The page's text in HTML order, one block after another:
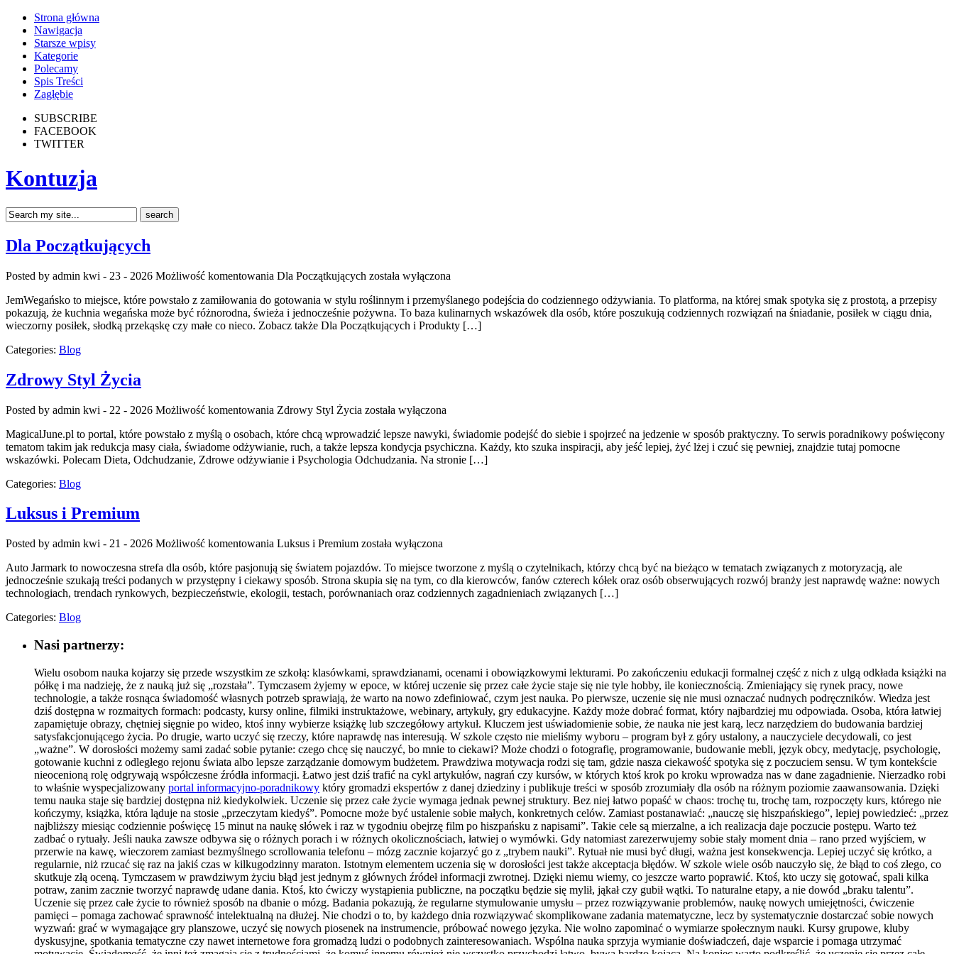
Strona główna
Nawigacja
Starsze wpisy
Kategorie
Polecamy
Spis Treści
Zagłębie
SUBSCRIBE
FACEBOOK
TWITTER
Kontuzja
Dla Początkujących
Posted by admin kwi - 23 - 2026 Możliwość komentowania Dla Początkujących została wyłączona
JemWegańsko to miejsce, które powstało z zamiłowania do gotowania w stylu roślinnym i przemyślanego podejścia do codziennego odżywiania. To platforma, na której smak spotyka się z prostotą, a przepisy
pokazują, że kuchnia wegańska może być różnorodna, świeża i jednocześnie pożywna. To baza kulinarnych wskazówek dla osób, które poszukują codziennych rozwiązań na śniadanie, posiłek w ciągu dnia,
wieczorny posiłek, słodką przekąskę czy małe co nieco. Zobacz także Dla Początkujących i Produkty […]
Categories: Blog
Zdrowy Styl Życia
Posted by admin kwi - 22 - 2026 Możliwość komentowania Zdrowy Styl Życia została wyłączona
MagicalJune.pl to portal, które powstało z myślą o osobach, które chcą wprowadzić lepsze nawyki, świadomie podejść do siebie i spojrzeć na jedzenie w sposób praktyczny. To serwis poradnikowy poświęcony
tematom takim jak redukcja masy ciała, świadome odżywianie, ruch, a także lepsza kondycja psychiczna. Każdy, kto szuka inspiracji, aby jeść lepiej, żyć lżej i czuć się pewniej, znajdzie tutaj pomocne
wskazówki. Polecam Dieta, Odchudzanie, Zdrowe odżywianie i Psychologia Odchudzania. Na stronie […]
Categories: Blog
Luksus i Premium
Posted by admin kwi - 21 - 2026 Możliwość komentowania Luksus i Premium została wyłączona
Auto Jarmark to nowoczesna strefa dla osób, które pasjonują się światem pojazdów. To miejsce tworzone z myślą o czytelnikach, którzy chcą być na bieżąco w tematach związanych z motoryzacją, ale
jednocześnie szukają treści podanych w przystępny i ciekawy sposób. Strona skupia się na tym, co dla kierowców, fanów czterech kółek oraz osób obserwujących rozwój branży jest naprawdę ważne: nowych
technologiach, trendach rynkowych, bezpieczeństwie, ekologii, testach, porównaniach oraz codziennych zagadnieniach związanych […]
Categories: Blog
Nasi partnerzy:
Wielu osobom nauka kojarzy się przede wszystkim ze szkołą: klasówkami, sprawdzianami, ocenami i obowiązkowymi lekturami. Po zakończeniu edukacji formalnej część z nich z ulgą odkłada książki na
półkę i ma nadzieję, że z nauką już się „rozstała”. Tymczasem żyjemy w epoce, w której uczenie się przez całe życie staje się nie tyle hobby, ile koniecznością. Zmieniający się rynek pracy, nowe
technologie, a także rosnąca świadomość własnych potrzeb sprawiają, że warto na nowo zdefiniować, czym jest nauka. Po pierwsze, uczenie się nie musi oznaczać nudnych podręczników. Wiedza jest
dziś dostępna w rozmaitych formach: podcasty, kursy online, filmiki instruktażowe, webinary, artykuły, gry edukacyjne. Każdy może dobrać format, który najbardziej mu odpowiada. Osoba, która łatwiej
zapamiętuje obrazy, chętniej sięgnie po wideo, ktoś inny wybierze książkę lub szczegółowy artykuł. Kluczem jest uświadomienie sobie, że nauka nie jest karą, lecz narzędziem do budowania bardziej
satysfakcjonującego życia. Po drugie, warto uczyć się rzeczy, które naprawdę nas interesują. W szkole często nie mieliśmy wyboru – program był z góry ustalony, a nauczyciele decydowali, co jest
„ważne”. W dorosłości możemy sami zadać sobie pytanie: czego chcę się nauczyć, bo mnie to ciekawi? Może chodzi o fotografię, programowanie, budowanie mebli, język obcy, medytację, psychologię,
gotowanie kuchni z odległego rejonu świata albo lepsze zarządzanie domowym budżetem. Prawdziwa motywacja rodzi się tam, gdzie nasza ciekawość spotyka się z poczuciem sensu. W tym kontekście
nieocenioną rolę odgrywają współczesne źródła informacji. Łatwo jest dziś trafić na cykl artykułów, nagrań czy kursów, w których ktoś krok po kroku wprowadza nas w dane zagadnienie. Nierzadko robi
to właśnie wyspecjalizowany portal informacyjno-poradnikowy który gromadzi ekspertów z danej dziedziny i publikuje treści w sposób zrozumiały dla osób na różnym poziomie zaawansowania. Dzięki
temu nauka staje się bardziej dostępna niż kiedykolwiek. Uczenie się przez całe życie wymaga jednak pewnej struktury. Bez niej łatwo popaść w chaos: trochę tu, trochę tam, rozpoczęty kurs, którego nie
kończymy, książka, która ląduje na stosie „przeczytam kiedyś”. Pomocne może być ustalenie sobie małych, konkretnych celów. Zamiast postanawiać: „nauczę się hiszpańskiego”, lepiej powiedzieć: „przez
najbliższy miesiąc codziennie poświęcę 15 minut na naukę słówek i raz w tygodniu obejrzę film po hiszpańsku z napisami”. Takie cele są mierzalne, a ich realizacja daje poczucie postępu. Warto też
zadbać o rytuały. Jeśli nauka zawsze odbywa się o różnych porach i w różnych okolicznościach, łatwiej o wymówki. Gdy natomiast zarezerwujemy sobie stały moment dnia – rano przed wyjściem, w
przerwie na kawę, wieczorem zamiast bezmyślnego scrollowania telefonu – mózg zacznie kojarzyć go z „trybem nauki”. Rytuał nie musi być długi, ważna jest konsekwencja. Lepiej uczyć się krótko, a
regularnie, niż rzucać się raz na jakiś czas w kilkugodzinny maraton. Istotnym elementem uczenia się w dorosłości jest także akceptacja błędów. W szkole wiele osób nauczyło się, że błąd to coś złego, co
skutkuje złą oceną. Tymczasem w prawdziwym życiu błąd jest jednym z głównych źródeł informacji zwrotnej. Dzięki niemu wiemy, co jeszcze warto poprawić. Ktoś, kto uczy się gotować, spali kilka
potraw, zanim zacznie tworzyć naprawdę udane dania. Ktoś, kto ćwiczy wystąpienia publiczne, na początku będzie się mylił, jąkał czy gubił wątki. To naturalne etapy, a nie dowód „braku talentu”.
Uczenie się przez całe życie to również sposób na dbanie o mózg. Badania pokazują, że regularne stymulowanie umysłu – przez rozwiązywanie problemów, naukę nowych umiejętności, ćwiczenie
pamięci – pomaga zachować sprawność intelektualną na dłużej. Nie chodzi o to, by każdego dnia rozwiązywać skomplikowane zadania matematyczne, lecz by systematycznie dostarczać sobie nowych
wyzwań: grać w wymagające gry planszowe, uczyć się nowych piosenek na instrumencie, próbować nowego języka. Nie wolno zapominać o wymiarze społecznym nauki. Kursy grupowe, kluby
dyskusyjne, spotkania tematyczne czy nawet internetowe fora gromadzą ludzi o podobnych zainteresowaniach. Wspólna nauka sprzyja wymianie doświadczeń, daje wsparcie i pomaga utrzymać